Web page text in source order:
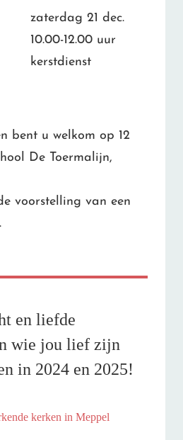
zaterdag 21 dec.
10.00-12.00 uur
kerstdienst
bent u welkom op 12
De Toermalijn,
voorstelling van een
en liefde
wie jou lief zijn
in 2024 en 2025!
kerken in Meppel